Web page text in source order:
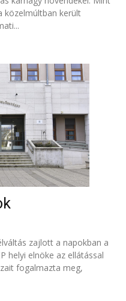
közelmúltban került
zajlott a napokban a
helyi elnöke az ellátással
fogalmazta meg,